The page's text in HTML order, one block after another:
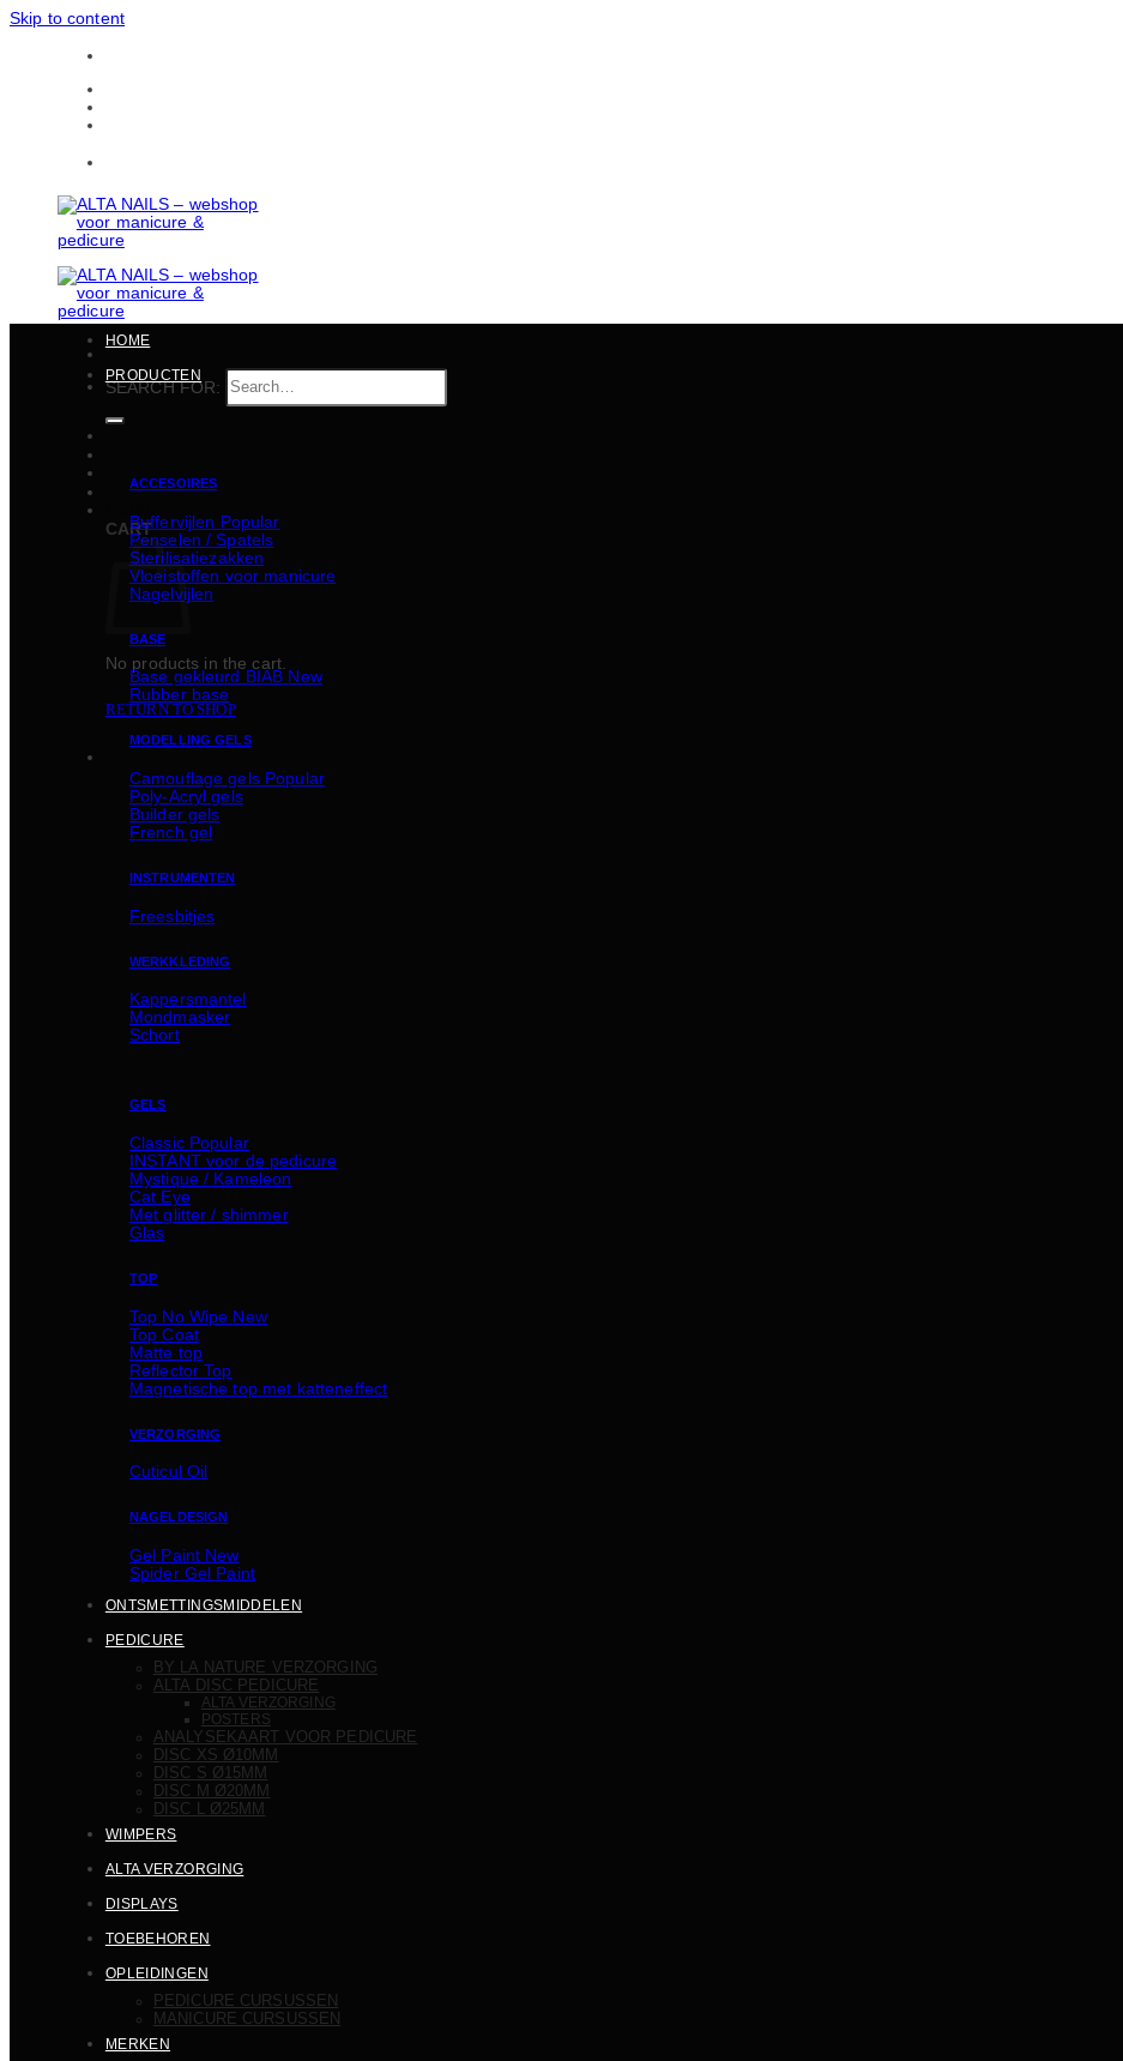
Skip to content
SEARCH FOR:
CART
No products in the cart.
RETURN TO SHOP
HOME
PRODUCTEN
ACCESOIRES
Buffervijlen
Penselen / Spatels
Sterilisatiezakken
Vloeistoffen voor manicure
Nagelvijlen
BASE
Basе gekleurd BIAB
Rubber basе
MODELLING GELS
Camouflage gels
Poly-Acryl gels
Builder gels
French gel
INSTRUMENTEN
Freesbitjes
WERKKLEDING
Kappersmantel
Mondmasker
Schort
GELS
Classic
INSTANT voor de pedicure
Mystique / Kameleon
Cat Eye
Met glitter / shimmer
Glas
TOP
Top No Wipe
Top Coat
Matte top
Reflector Top
Magnetische top met katteneffect
VERZORGING
Cuticul Oil
NAGELDESIGN
Gel Paint
Spider Gel Paint
ONTSMETTINGSMIDDELEN
PEDICURE
BY LA NATURE VERZORGING
ALTA DISC PEDICURE
ALTA VERZORGING
POSTERS
ANALYSEKAART VOOR PEDICURE
DISC XS Ø10MM
DISC S Ø15MM
DISC M Ø20MM
DISC L Ø25MM
WIMPERS
ALTA VERZORGING
DISPLAYS
TOEBEHOREN
OPLEIDINGEN
PEDICURE CURSUSSEN
MANICURE CURSUSSEN
MERKEN